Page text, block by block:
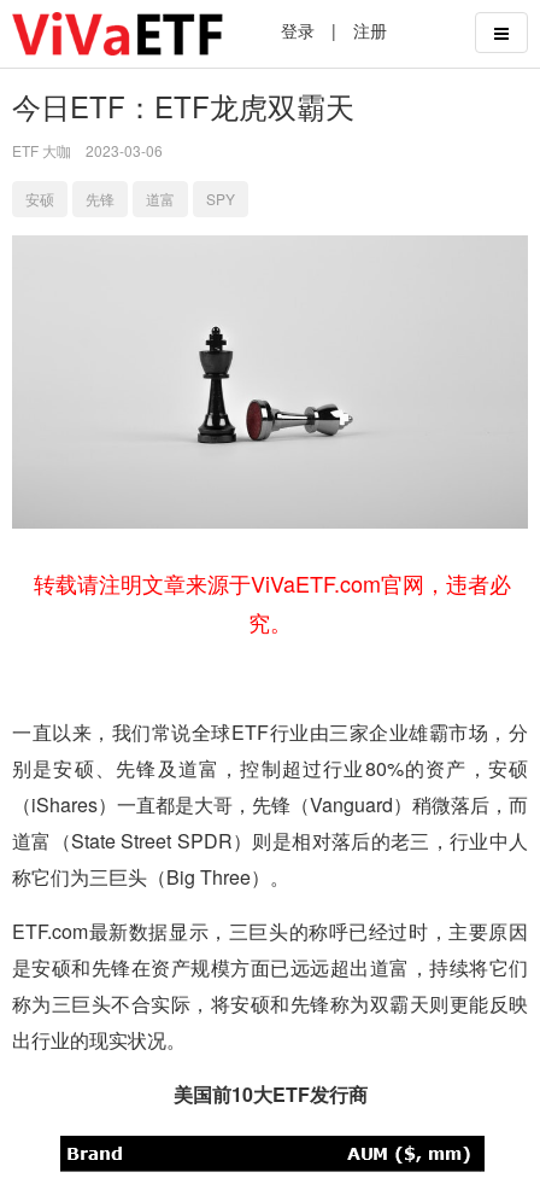
登录 | 注册
今日ETF：ETF龙虎双霸天
ETF 大咖 2023-03-06
安硕 先锋 道富 SPY
转载请注明文章来源于ViVaETF.com官网，违者必
究。
一直以来，我们常说全球ETF行业由三家企业雄霸市场，分
别是安硕、先锋及道富，控制超过行业80%的资产，安硕
（iShares）一直都是大哥，先锋（Vanguard）稍微落后，而
道富（State Street SPDR）则是相对落后的老三，行业中人
称它们为三巨头（Big Three）。
ETF.com最新数据显示，三巨头的称呼已经过时，主要原因
是安硕和先锋在资产规模方面已远远超出道富，持续将它们
称为三巨头不合实际，将安硕和先锋称为双霸天则更能反映
出行业的现实状况。
美国前10大ETF发行商